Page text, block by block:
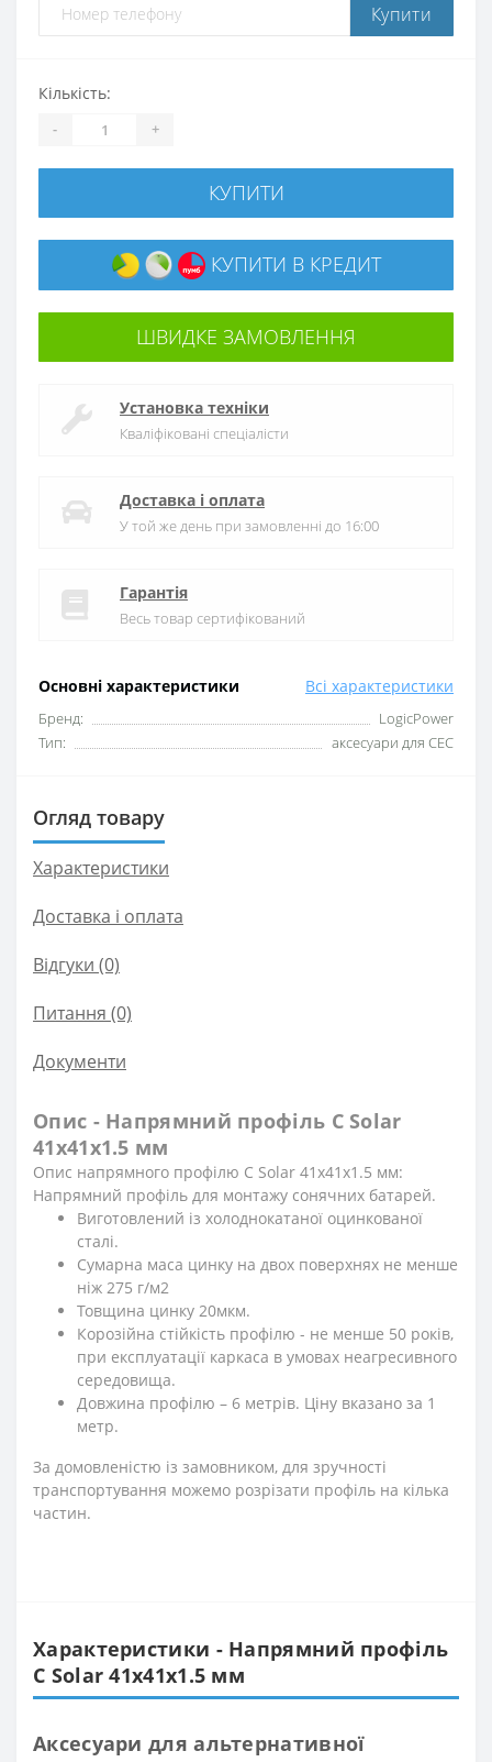
Купити
Основні характеристики Всі характеристики
Бренд:
LogicPower
Тип:
аксесуари для СЕС
Кількість:
- +
КУПИТИ
КУПИТИ В КРЕДИТ
ШВИДКЕ ЗАМОВЛЕННЯ
Установка техніки
Кваліфіковані спеціалісти
Доставка і оплата
У той же день при замовленні до 16:00
Гарантія
Весь товар сертифікований
Огляд товару
Характеристики
Доставка і оплата
Відгуки (0)
Питання (0)
Документи
Опис - Напрямний профіль С Solar
41х41х1.5 мм
Опис напрямного профілю С Solar 41х41х1.5 мм:
Напрямний профіль для монтажу сонячних батарей.
Виготовлений із холоднокатаної оцинкованої
сталі.
Сумарна маса цинку на двох поверхнях не менше
ніж 275 г/м2
Товщина цинку 20мкм.
Корозійна стійкість профілю - не менше 50 років,
при експлуатації каркаса в умовах неагресивного
середовища.
Довжина профілю – 6 метрів. Ціну вказано за 1
метр.
За домовленістю із замовником, для зручності
транспортування можемо розрізати профіль на кілька
частин.
Характеристики - Напрямний профіль
С Solar 41х41х1.5 мм
Аксесуари для альтернативної